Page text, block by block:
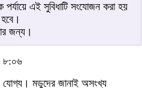
পর্যায়ে এই সুবিধাটি সংযোজন করা হয়
জন্য।
৮:০৬
যোগ্য। মডুদের জানাই অসংখ্য